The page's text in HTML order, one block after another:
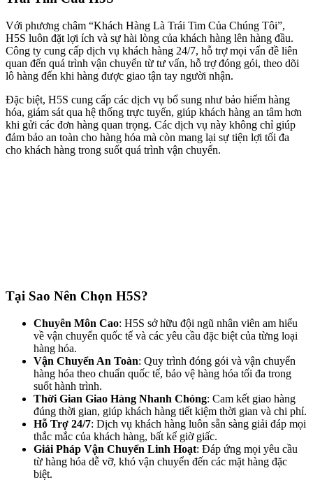
Với phương châm “Khách Hàng Là Trái Tim Của Chúng Tôi”,
H5S luôn đặt lợi ích và sự hài lòng của khách hàng lên hàng đầu.
Công ty cung cấp dịch vụ khách hàng 24/7, hỗ trợ mọi vấn đề liên
quan đến quá trình vận chuyển từ tư vấn, hỗ trợ đóng gói, theo dõi
lô hàng đến khi hàng được giao tận tay người nhận.
Đặc biệt, H5S cung cấp các dịch vụ bổ sung như bảo hiểm hàng
hóa, giám sát qua hệ thống trực tuyến, giúp khách hàng an tâm hơn
khi gửi các đơn hàng quan trọng. Các dịch vụ này không chỉ giúp
đảm bảo an toàn cho hàng hóa mà còn mang lại sự tiện lợi tối đa
cho khách hàng trong suốt quá trình vận chuyển.
Tại Sao Nên Chọn H5S?
Chuyên Môn Cao: H5S sở hữu đội ngũ nhân viên am hiểu
về vận chuyển quốc tế và các yêu cầu đặc biệt của từng loại
hàng hóa.
Vận Chuyển An Toàn: Quy trình đóng gói và vận chuyển
hàng hóa theo chuẩn quốc tế, bảo vệ hàng hóa tối đa trong
suốt hành trình.
Thời Gian Giao Hàng Nhanh Chóng: Cam kết giao hàng
đúng thời gian, giúp khách hàng tiết kiệm thời gian và chi phí.
Hỗ Trợ 24/7: Dịch vụ khách hàng luôn sẵn sàng giải đáp mọi
thắc mắc của khách hàng, bất kể giờ giấc.
Giải Pháp Vận Chuyển Linh Hoạt: Đáp ứng mọi yêu cầu
từ hàng hóa dễ vỡ, khó vận chuyển đến các mặt hàng đặc
biệt.